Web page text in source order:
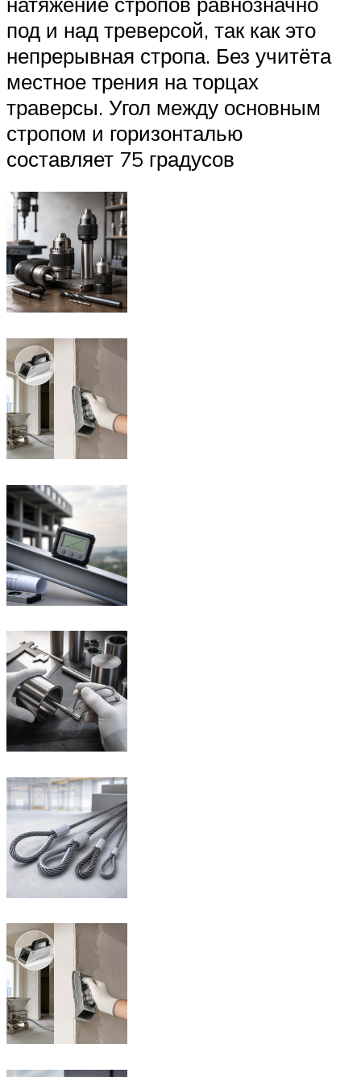
под и над треверсой, так как это
непрерывная стропа. Без учитёта
местное трения на торцах
траверсы. Угол между основным
стропом и горизонталью
составляет 75 градусов